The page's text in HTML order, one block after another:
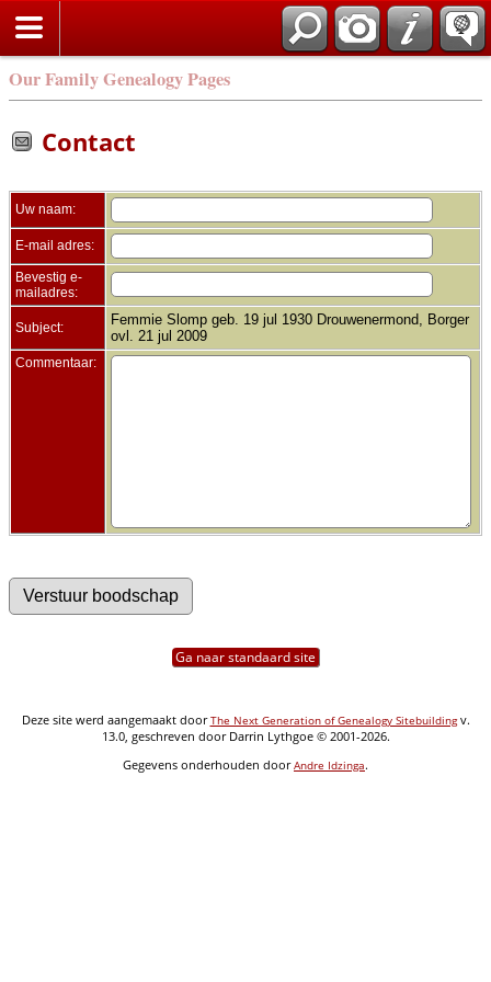
Our Family Genealogy Pages
Contact
Uw naam:
E-mail adres:
Bevestig e-
mailadres:
Subject:
Femmie Slomp geb. 19 jul 1930 Drouwenermond, Borger
ovl. 21 jul 2009
Commentaar:
Ga naar standaard site
Deze site werd aangemaakt doorThe Next Generation of Genealogy Sitebuildingv.
13.0, geschreven door Darrin Lythgoe © 2001-2026.
Gegevens onderhouden doorAndre Idzinga.